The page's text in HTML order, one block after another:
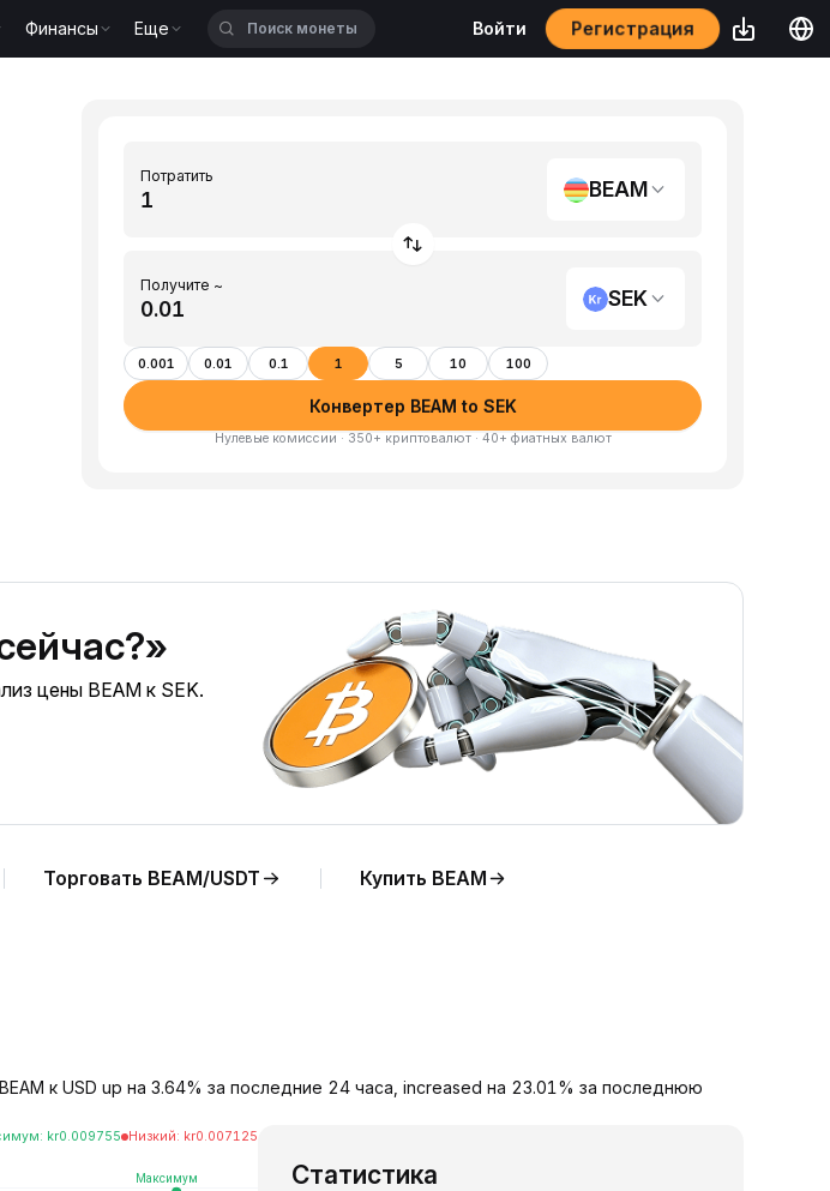
Финансы Еще Войти Регистрация
Потратить
BEAM
Получите ~
SEK
0.001 0.01 0.1 1 5 10 100
Конвертер BEAM to SEK
Нулевые комиссии · 350+ криптовалют · 40+ фиатных валют
цены BEAM к SEK.
Торговать BEAM/USDT Купить BEAM
к USD up на 3.64% за последние 24 часа, increased на 23.01% за последнюю
: kr0.009755 Низкий: kr0.007125
Статистика